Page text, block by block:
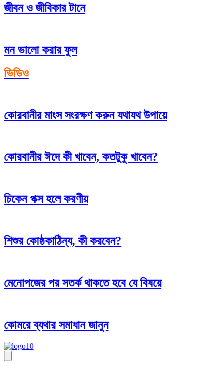
জীবন ও জীবিকার টানে
মন ভালো করার ফুল
ভিডিও
কোরবানীর মাংস সংরক্ষণ করুন যথাযথ উপায়ে
কোরবানীর ঈদে কী খাবেন, কতটুকু খাবেন?
চিকেন পক্স হলে করণীয়
শিশুর কোষ্ঠকাঠিন্য, কী করবেন?
মেনোপজের পর সতর্ক থাকতে হবে যে বিষয়ে
কোমরে ব্যথার সমাধান জানুন